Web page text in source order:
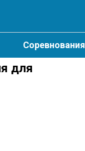
Соревнования
для